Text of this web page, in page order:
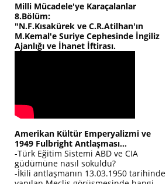
Milli Mücadele'ye Karaçalanlar
8.Bölüm:
"N.F.Kısakürek ve C.R.Atilhan'ın
M.Kemal'e Suriye Cephesinde İngiliz
Ajanlığı ve İhanet İftirası.
Amerikan Kültür Emperyalizmi ve
1949 Fulbright Antlaşması...
-Türk Eğitim Sistemi ABD ve CIA
güdümüne nasıl sokuldu?
-İkili antlaşmanın 13.03.1950 tarihinde